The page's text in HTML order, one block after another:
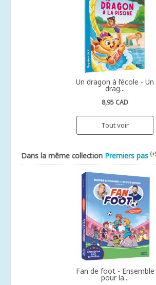
Un dragon à l’école - Un
drag...
8,95 CAD
Tout voir
Dans la même collection Premiers pas
Fan de foot - Ensemble
pour la...